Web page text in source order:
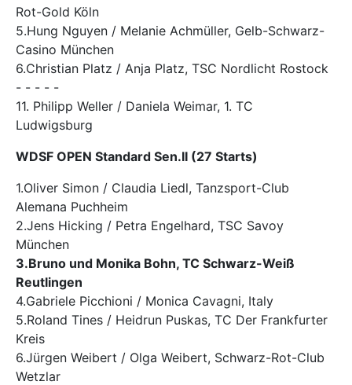
Rot-Gold Köln
5.Hung Nguyen / Melanie Achmüller, Gelb-Schwarz-
Casino München
6.Christian Platz / Anja Platz, TSC Nordlicht Rostock
- - - - -
11. Philipp Weller / Daniela Weimar, 1. TC
Ludwigsburg
WDSF OPEN Standard Sen.II (27 Starts)
1.Oliver Simon / Claudia Liedl, Tanzsport-Club
Alemana Puchheim
2.Jens Hicking / Petra Engelhard, TSC Savoy
München
3.Bruno und Monika Bohn, TC Schwarz-Weiß
Reutlingen
4.Gabriele Picchioni / Monica Cavagni, Italy
5.Roland Tines / Heidrun Puskas, TC Der Frankfurter
Kreis
6.Jürgen Weibert / Olga Weibert, Schwarz-Rot-Club
Wetzlar